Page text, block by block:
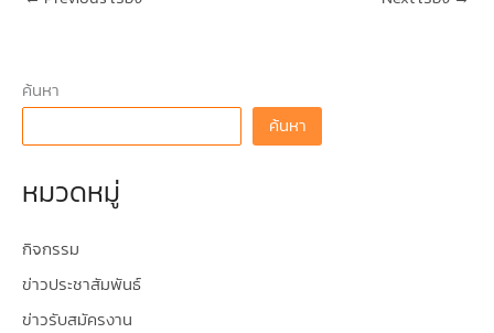
ค้นหา
ค้นหา
หมวดหมู่
กิจกรรม
ข่าวประชาสัมพันธ์
ข่าวรับสมัครงาน